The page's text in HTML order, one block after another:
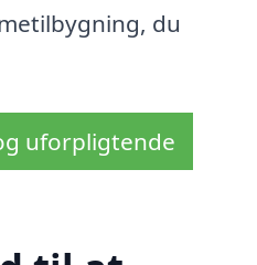
du
uforpligtende